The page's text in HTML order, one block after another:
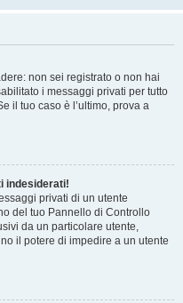
non sei registrato o non hai
i messaggi privati per tutto
il tuo caso è l’ultimo, prova a
indesiderati!
privati ​​di un utente
del tuo Pannello di Controllo
da un particolare utente,
il potere di impedire a un utente